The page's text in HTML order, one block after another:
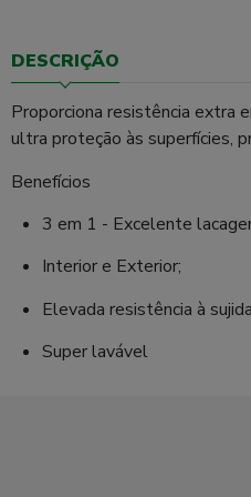
DESCRIÇÃO
Proporciona resistência extra
ultra proteção às superfícies,
Benefícios
3 em 1 - Excelente
Interior e Exterior;
Elevada resistência à
Super lavável